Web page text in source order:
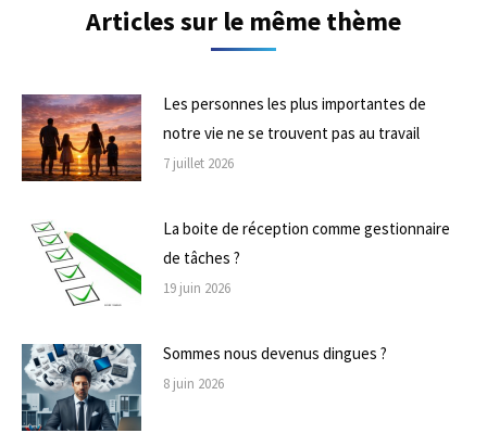
Articles sur le même thème
Les personnes les plus importantes de
notre vie ne se trouvent pas au travail
7 juillet 2026
La boite de réception comme gestionnaire
de tâches ?
19 juin 2026
Sommes nous devenus dingues ?
8 juin 2026